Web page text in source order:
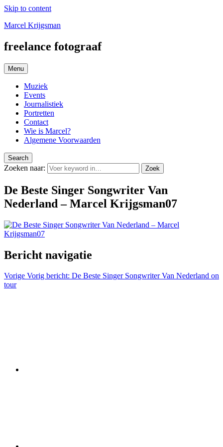
Skip to content
Marcel Krijgsman
freelance fotograaf
Menu
Muziek
Events
Journalistiek
Portretten
Contact
Wie is Marcel?
Algemene Voorwaarden
Search
Zoeken naar: Zoek
De Beste Singer Songwriter Van
Nederland – Marcel Krijgsman07
Bericht navigatie
Vorige Vorig bericht: De Beste Singer Songwriter Van Nederland on
tour